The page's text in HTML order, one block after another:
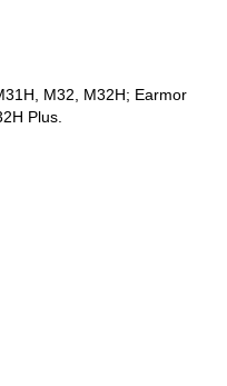
M32, M32H; Earmor
Plus.